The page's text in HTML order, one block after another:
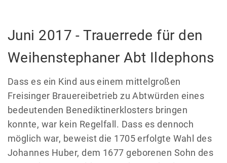
Juni 2017 - Trauerrede für den
Weihenstephaner Abt Ildephons
Dass es ein Kind aus einem mittelgroßen
Freisinger Brauereibetrieb zu Abtwürden eines
bedeutenden Benediktinerklosters bringen
konnte, war kein Regelfall. Dass es dennoch
möglich war, beweist die 1705 erfolgte Wahl des
Johannes Huber, dem 1677 geborenen Sohn des